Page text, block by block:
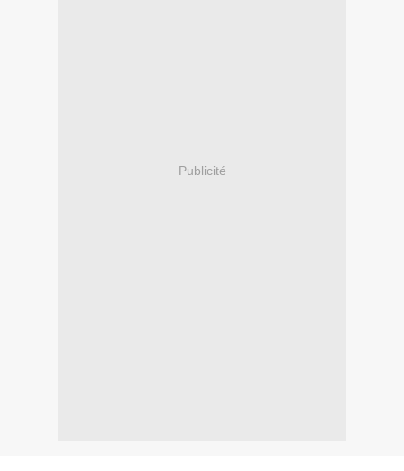
Publicité